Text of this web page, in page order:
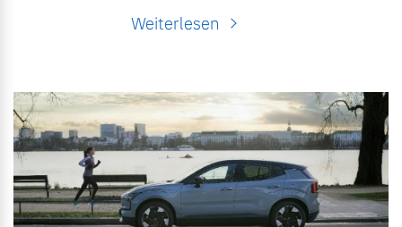
Weiterlesen